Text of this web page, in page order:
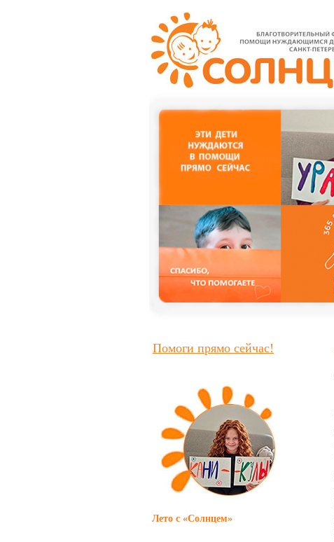
Помоги прямо сейчас!
Лето с «Солнцем»